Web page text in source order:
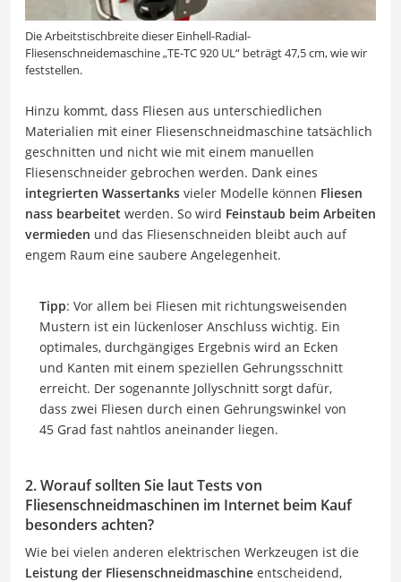
Die Arbeitstischbreite dieser Einhell-Radial-
Fliesenschneidemaschine „TE-TC 920 UL“ beträgt 47,5 cm, wie wir
feststellen.
Hinzu kommt, dass Fliesen aus unterschiedlichen
Materialien mit einer Fliesenschneidmaschine tatsächlich
geschnitten und nicht wie mit einem manuellen
Fliesenschneider gebrochen werden. Dank eines
integrierten Wassertanks vieler Modelle können Fliesen
nass bearbeitet werden. So wird Feinstaub beim Arbeiten
vermieden und das Fliesenschneiden bleibt auch auf
engem Raum eine saubere Angelegenheit.
Tipp: Vor allem bei Fliesen mit richtungsweisenden
Mustern ist ein lückenloser Anschluss wichtig. Ein
optimales, durchgängiges Ergebnis wird an Ecken
und Kanten mit einem speziellen Gehrungsschnitt
erreicht. Der sogenannte Jollyschnitt sorgt dafür,
dass zwei Fliesen durch einen Gehrungswinkel von
45 Grad fast nahtlos aneinander liegen.
2. Worauf sollten Sie laut Tests von
Fliesenschneidmaschinen im Internet beim Kauf
besonders achten?
Wie bei vielen anderen elektrischen Werkzeugen ist die
Leistung der Fliesenschneidmaschine entscheidend,